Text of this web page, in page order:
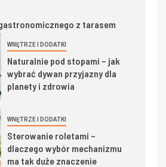
z tarasem
WNĘTRZE I DODATKI
Naturalnie pod stopami – jak
wybrać dywan przyjazny dla
planety i zdrowia
WNĘTRZE I DODATKI
Sterowanie roletami –
dlaczego wybór mechanizmu
ma tak duże znaczenie